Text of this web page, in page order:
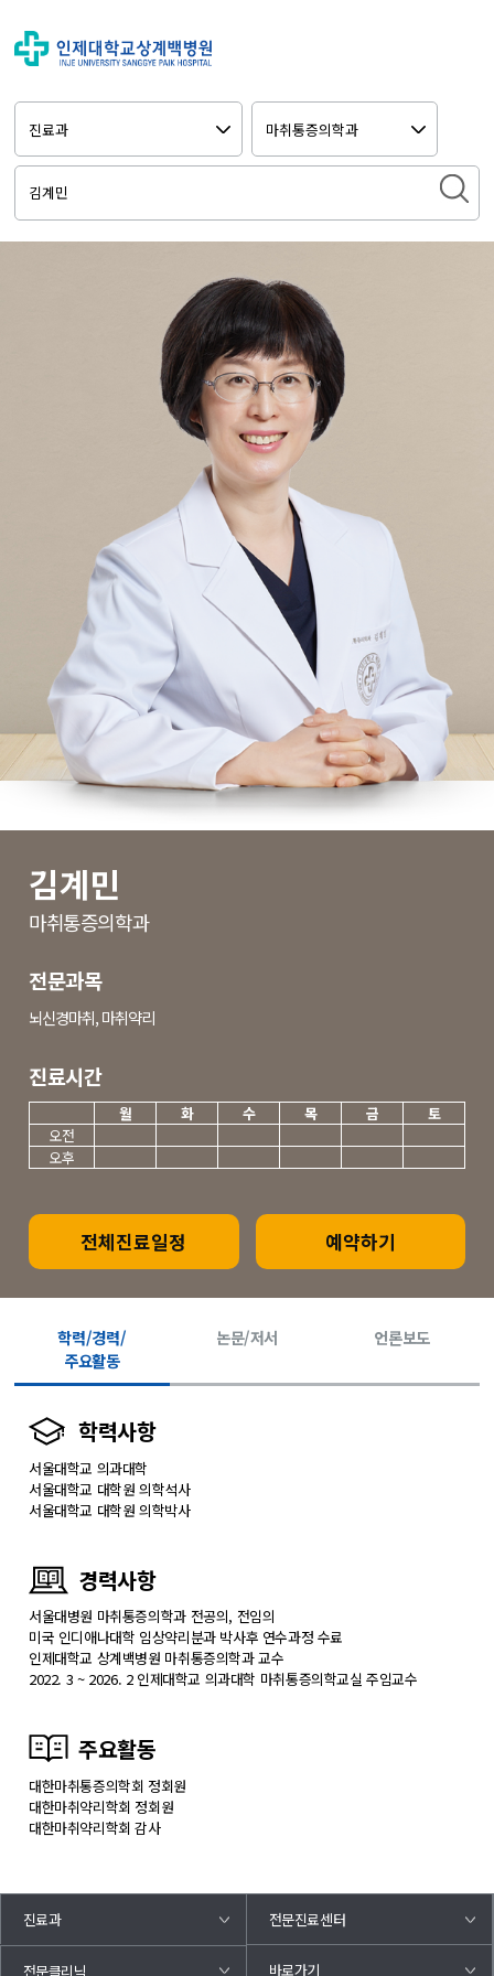
김계민
마취통증의학과
전문과목
뇌신경마취, 마취약리
진료시간
월 화 수 목 금
토
오전
오후
전체진료일정 예약하기
학력/경력/
주요활동
논문/저서 언론보도
학력사항
서울대학교 의과대학
서울대학교 대학원 의학석사
서울대학교 대학원 의학박사
경력사항
서울대병원 마취통증의학과 전공의, 전임의
미국 인디애나대학 임상약리분과 박사후 연수과정 수료
인제대학교 상계백병원 마취통증의학과 교수
2022. 3 ~ 2026. 2 인제대학교 의과대학 마취통증의학교실 주임교수
주요활동
대한마취통증의학회 정회원
대한마취약리학회 정회원
대한마취약리학회 감사
진료과 전문진료센터
전문클리닉 바로가기